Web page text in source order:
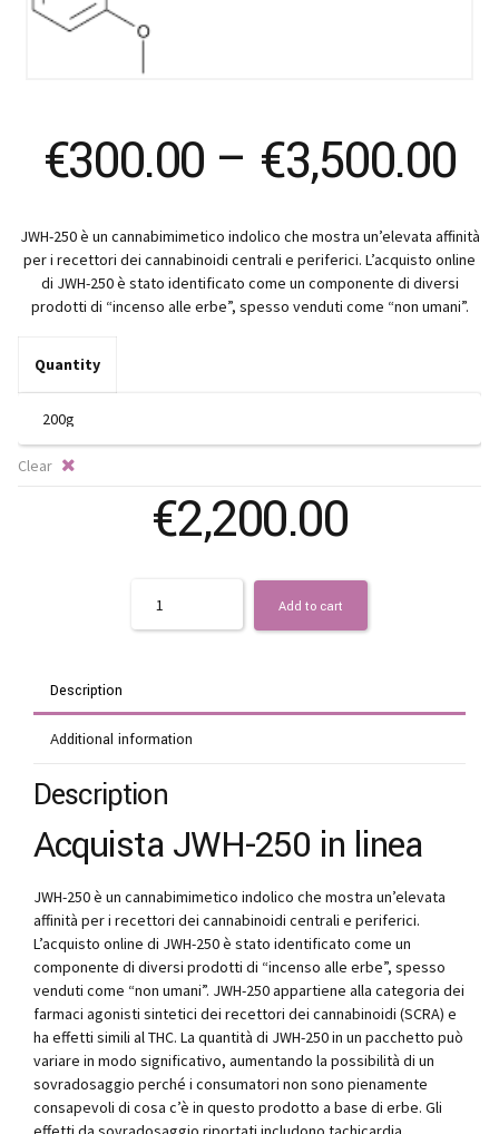
€300.00 – €3,500.00
JWH-250 è un cannabimimetico indolico che mostra un’elevata affinità
per i recettori dei cannabinoidi centrali e periferici. L’acquisto online
di JWH-250 è stato identificato come un componente di diversi
prodotti di “incenso alle erbe”, spesso venduti come “non umani”.
Quantity
Clear
€2,200.00
Add to cart
Description
Additional information
Description
Acquista JWH-250 in linea
JWH-250 è un cannabimimetico indolico che mostra un’elevata
affinità per i recettori dei cannabinoidi centrali e periferici.
L’acquisto online di JWH-250 è stato identificato come un
componente di diversi prodotti di “incenso alle erbe”, spesso
venduti come “non umani”. JWH-250 appartiene alla categoria dei
farmaci agonisti sintetici dei recettori dei cannabinoidi (SCRA) e
ha effetti simili al THC. La quantità di JWH-250 in un pacchetto può
variare in modo significativo, aumentando la possibilità di un
sovradosaggio perché i consumatori non sono pienamente
consapevoli di cosa c’è in questo prodotto a base di erbe. Gli